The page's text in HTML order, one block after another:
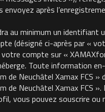
après
au minimum un identifiant
(désigné ci-après par «
compte sur «
Toute information
de Neuchâtel Xamax FCS
de Neuchâtel Xamax FCS
vous pouvez souscrire ou